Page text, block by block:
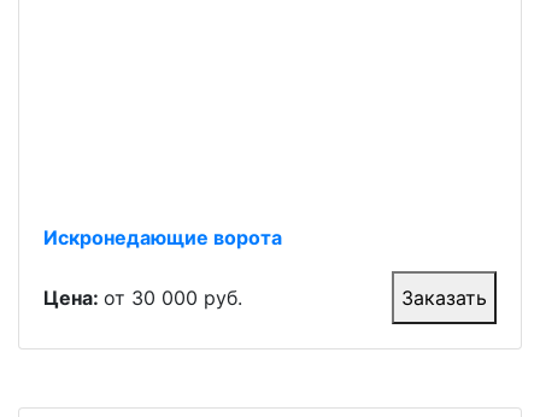
Искронедающие ворота
Цена: от 30 000 руб. Заказать